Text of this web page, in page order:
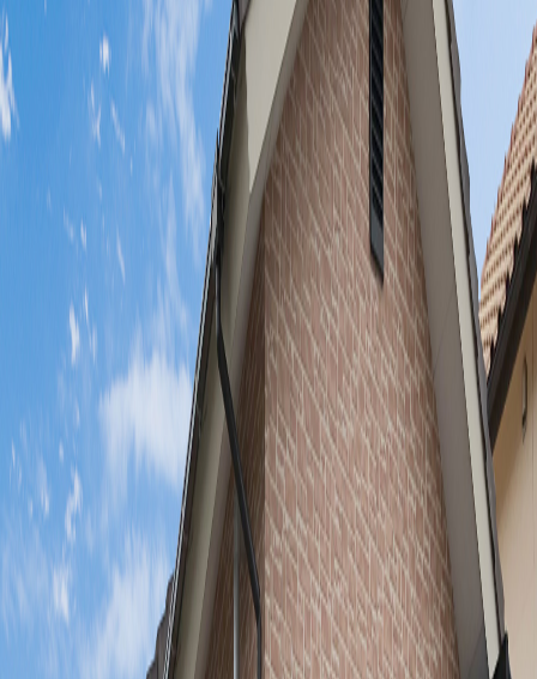
2026年6月8日
情報セキュリティ基本方針
2026年3月25日
令和7年度 地域連携推進会議実施報告
2025年7月30日
理事長退任・就任のお知らせ
令和6年度 決算報告
2024年7月23日
令和5年度 決算報告
2023年9月8日
ＪＫＡ公益事業振興補助事業のご報告
清水台スマイル館通信
2023年7月24日